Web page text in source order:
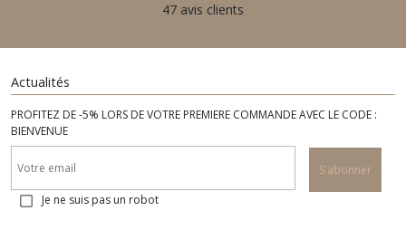
47 avis clients
Actualités
PROFITEZ DE -5% LORS DE VOTRE PREMIERE COMMANDE AVEC LE CODE :
BIENVENUE
S'abonner
Je ne suis pas un robot